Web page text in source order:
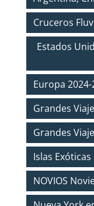
Cruceros
Estados
Europa 2024-
Grandes
Grandes
Islas Exóticas
NOVIOS